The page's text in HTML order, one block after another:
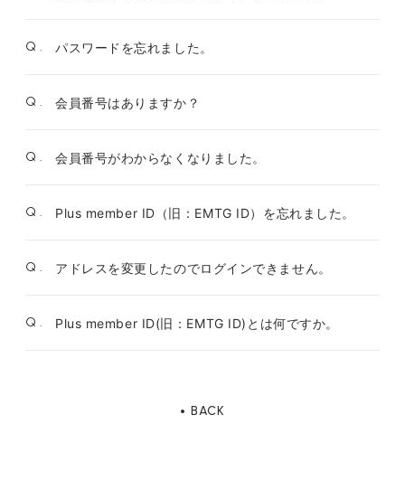
Q. パスワードを忘れました。
Q. 会員番号はありますか？
Q. 会員番号がわからなくなりました。
Q. Plus member ID（旧：EMTG ID）を忘れました。
Q. アドレスを変更したのでログインできません。
Q. Plus member ID(旧：EMTG ID)とは何ですか。
BACK